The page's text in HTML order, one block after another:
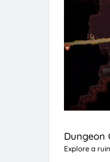
Dungeon
Explore a